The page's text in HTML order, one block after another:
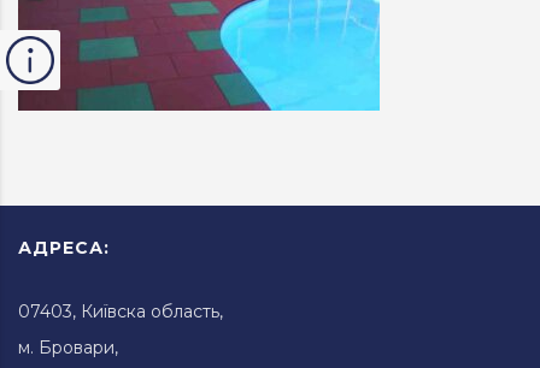
АДРЕСА:
07403, Київска область,
м. Бровари,